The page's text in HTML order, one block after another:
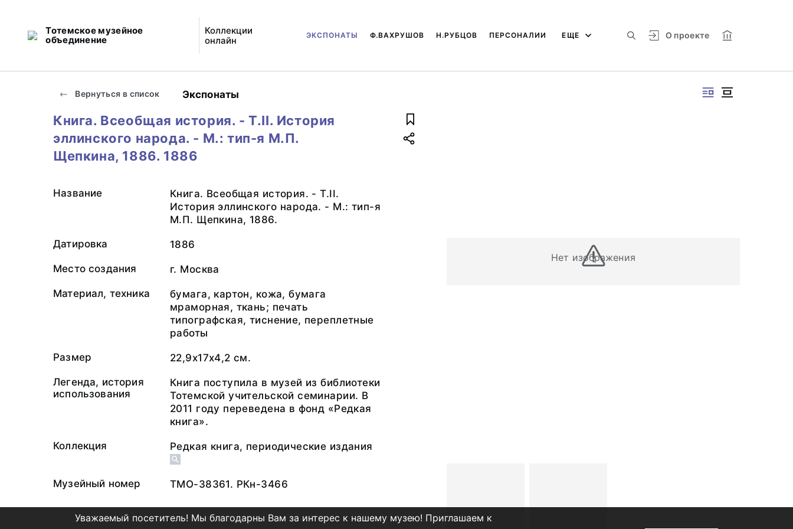
Тотемское музейное
объединение
Коллекции
онлайн
О проекте
ЭКСПОНАТЫ Ф.ВАХРУШОВ Н.РУБЦОВ ПЕРСОНАЛИИ ЕЩЕ
Вернуться в список Экспонаты
Нет изображения
Книга. Всеобщая история. - Т.II. История
эллинского народа. - М.: тип-я М.П.
Щепкина, 1886. 1886
Название
Книга. Всеобщая история. - Т.II.
История эллинского народа. - М.: тип-я
М.П. Щепкина, 1886.
Датировка 1886
Место создания г. Москва
Материал, техника
бумага, картон, кожа, бумага
мраморная, ткань; печать
типографская, тиснение, переплетные
работы
Размер 22,9х17х4,2 см.
Легенда, история
использования
Книга поступила в музей из библиотеки
Тотемской учительской семинарии. В
2011 году переведена в фонд «Редкая
книга».
Коллекция Редкая книга, периодические издания
Музейный номер ТМО-38361. РКн-3466
Уважаемый посетитель! Мы благодарны Вам за интерес к нашему музею! Приглашаем к